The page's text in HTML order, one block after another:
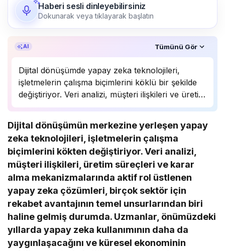
Haberi sesli dinleyebilirsiniz
Dokunarak veya tıklayarak başlatın
AI Tümünü Gör
Dijital dönüşümde yapay zeka teknolojileri,
işletmelerin çalışma biçimlerini köklü bir şekilde
değiştiriyor. Veri analizi, müşteri ilişkileri ve üretim
süreçlerinde önemli bir rol oynayan yapay zeka,
Uzmanlar, bu teknolojinin önümüzdeki yıllarda
daha da yaygınlaşarak…
Dijital dönüşümün merkezine yerleşen yapay
zeka teknolojileri, işletmelerin çalışma
biçimlerini kökten değiştiriyor. Veri analizi,
müşteri ilişkileri, üretim süreçleri ve karar
alma mekanizmalarında aktif rol üstlenen
yapay zeka çözümleri, birçok sektör için
rekabet avantajının temel unsurlarından biri
haline gelmiş durumda. Uzmanlar, önümüzdeki
yıllarda yapay zeka kullanımının daha da
yaygınlaşacağını ve küresel ekonominin